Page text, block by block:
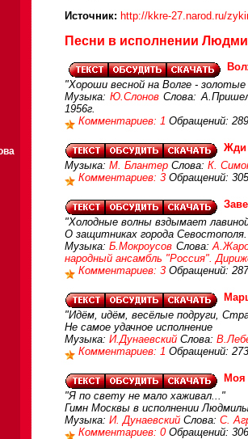
Источник: http://kkre-27.narod.ru/
Песни в исполнении
"Хороши весной на Волге - золотые
Музыка:Ю.Слонов Слова:
1956г.
Комментариев: 1 Обращений:
Жди
Музыка: М. Блантер Слова: К.
Комментариев: 3 Обращений:
"Холодные волны вздымает
О защитниках города
Музыка:Б.Мокроусов Слова:
народный ансамбль "Россия".
Комментариев: 3 Обращений:
"Идём, идём, весёлые подруги,
Не самое удачное исполнение
Музыка: И.Дунаевский Слова:
Комментариев: 1 Обращений:
Моя
"Я по свету не мало хаживал..."
Гимн Москвы в исполнении
Музыка: И. Дунаевский Слова: С.
Комментариев: 0 Обращений: